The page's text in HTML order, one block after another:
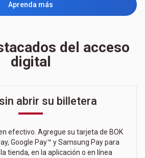
Aprenda más
del acceso
digital
abrir su billetera
efectivo. Agregue su tarjeta de BOK
Google Pay™ y Samsung Pay para
tienda, en la aplicación o en línea